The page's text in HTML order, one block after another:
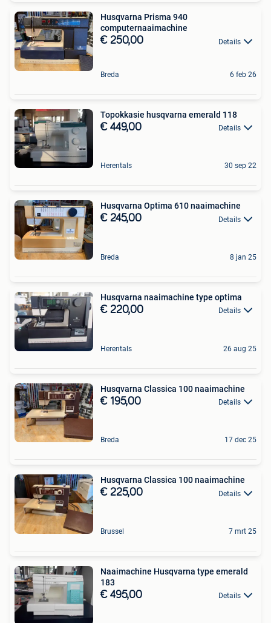
Husqvarna Prisma 940
computernaaimachine
€ 250,00 Details
Breda 6 feb 26
Topokkasie husqvarna emerald 118
€ 449,00 Details
Herentals 30 sep 22
Husqvarna Optima 610 naaimachine
€ 245,00 Details
Breda 8 jan 25
Husqvarna naaimachine type optima
€ 220,00 Details
Herentals 26 aug 25
Husqvarna Classica 100 naaimachine
€ 195,00 Details
Breda 17 dec 25
Husqvarna Classica 100 naaimachine
€ 225,00 Details
Brussel 7 mrt 25
Naaimachine Husqvarna type emerald
183
€ 495,00 Details